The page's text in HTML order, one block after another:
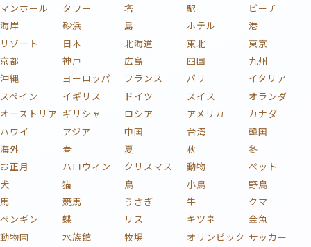
マンホール
タワー 塔 駅
ビーチ
海岸
砂浜 島 ホテル
港
リゾート
日本 北海道 東北
東京
京都
神戸 広島 四国
九州
沖縄
ヨーロッパ フランス パリ
イタリア
スペイン
イギリス ドイツ スイス
オランダ
オーストリア ギリシャ ロシア アメリカ
カナダ
ハワイ
アジア 中国 台湾
韓国
海外
春 夏 秋
冬
お正月
ハロウィン クリスマス 動物
ペット
犬
猫 鳥 小鳥
野鳥
馬
競馬 うさぎ 牛
クマ
ペンギン
蝶 リス キツネ
金魚
動物園
水族館 牧場 オリンピック サッカー